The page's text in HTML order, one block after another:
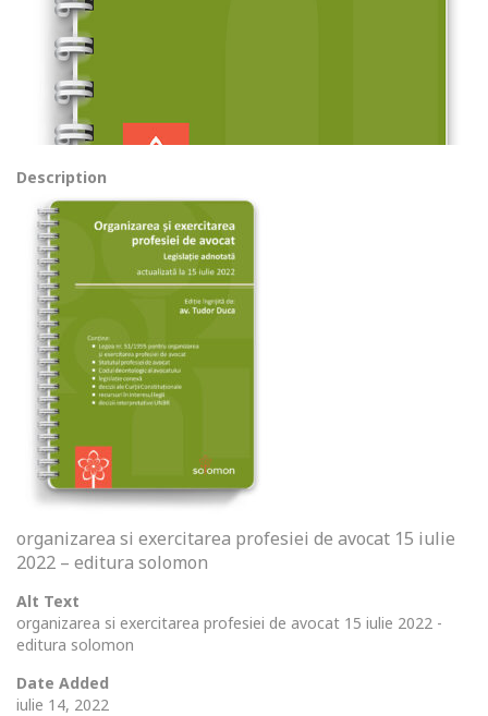
Description
organizarea si exercitarea profesiei de avocat 15 iulie
2022 – editura solomon
Alt Text
organizarea si exercitarea profesiei de avocat 15 iulie 2022 -
editura solomon
Date Added
iulie 14, 2022